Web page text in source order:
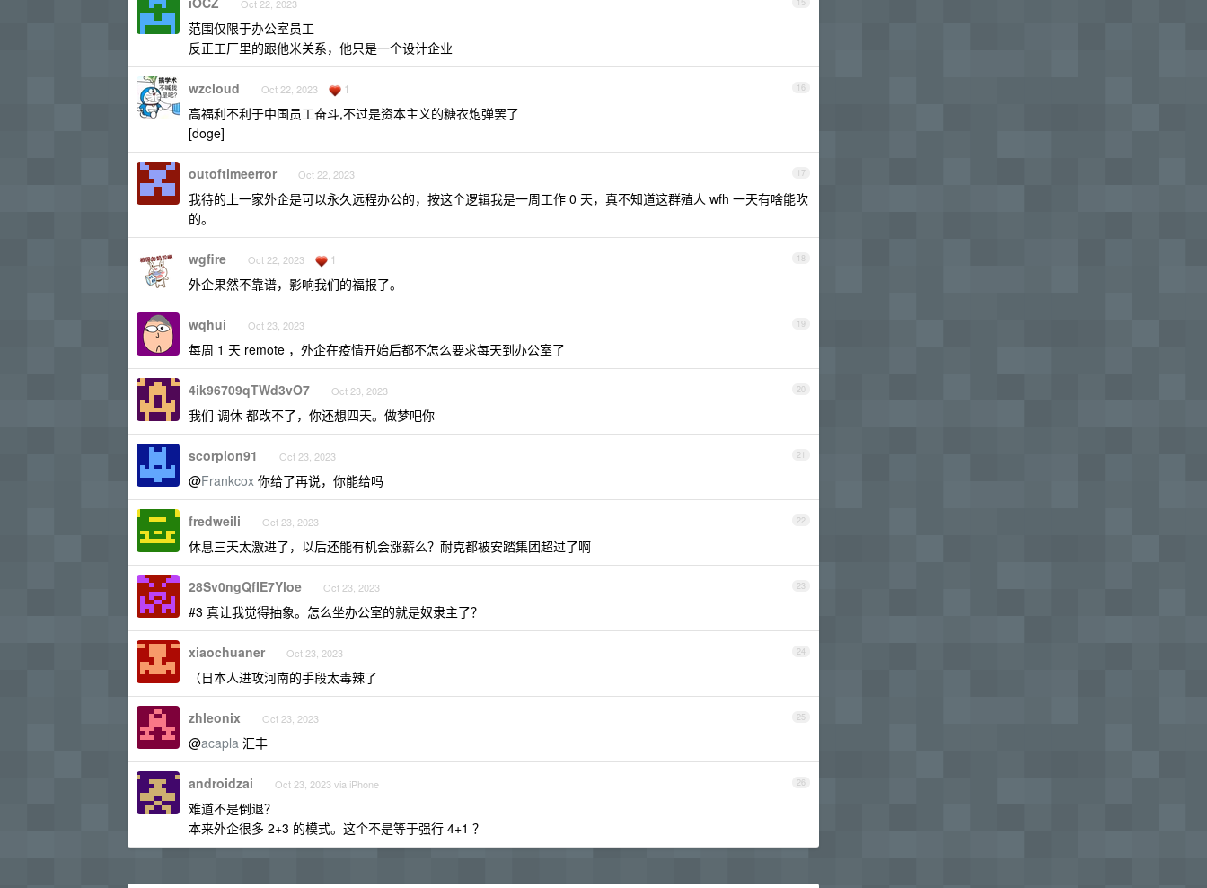
Oct 22, 2023
范围仅限于办公室员工
反正工厂里的跟他米关系，他只是一个设计企业
16
wzcloud Oct 22, 2023 1
高福利不利于中国员工奋斗,不过是资本主义的糖衣炮弹罢了
[doge]
17
outoftimeerror Oct 22, 2023
我待的上一家外企是可以永久远程办公的，按这个逻辑我是一周工作 0 天，真不知道这群殖人 wfh 一天有啥能吹
的。
18
wgfire Oct 22, 2023 1
外企果然不靠谱，影响我们的福报了。
19
wqhui Oct 23, 2023
每周 1 天 remote ，外企在疫情开始后都不怎么要求每天到办公室了
20
4ik96709qTWd3vO7 Oct 23, 2023
我们 调休 都改不了，你还想四天。做梦吧你
21
scorpion91 Oct 23, 2023
@Frankcox 你给了再说，你能给吗
22
fredweili Oct 23, 2023
休息三天太激进了，以后还能有机会涨薪么？耐克都被安踏集团超过了啊
23
28Sv0ngQfIE7Yloe Oct 23, 2023
#3 真让我觉得抽象。怎么坐办公室的就是奴隶主了？
24
xiaochuaner Oct 23, 2023
（日本人进攻河南的手段太毒辣了
25
zhleonix Oct 23, 2023
@acapla 汇丰
26
androidzai Oct 23, 2023 via iPhone
难道不是倒退？
本来外企很多 2+3 的模式。这个不是等于强行 4+1 ？